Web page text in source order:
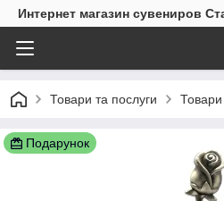
Интернет магазин сувениров
Товари та послуги
Подарунок